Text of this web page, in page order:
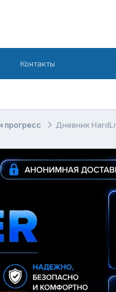
Контакты
прогресс Дневник